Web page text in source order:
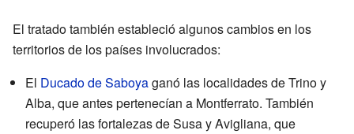
El tratado también estableció algunos cambios en los
territorios de los países involucrados:
El Ducado de Saboyaganó las localidades de Trino y
Alba, que antes pertenecían a Montferrato. También
recuperó las fortalezas de Susa y Avigliana, que